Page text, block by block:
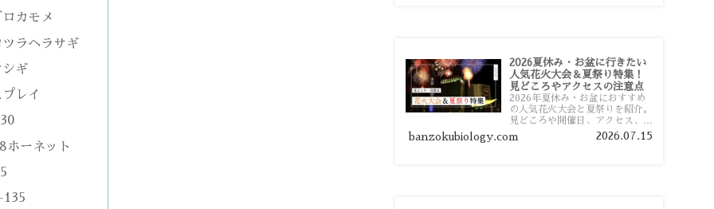
カモメ
ラヘラサギ
ギ
レイ
ホーネット
2026夏休み・お盆に行きたい
人気花火大会＆夏祭り特集！
見どころやアクセスの注意点
2026年夏休み・お盆におすすめ
の人気花火大会と夏祭りを紹介。
見どころや開催日、アクセス、混
雑対策、旅行前に知っておきたい
注意点をわかりやすく解説しま
banzokubiology.com 2026.07.15